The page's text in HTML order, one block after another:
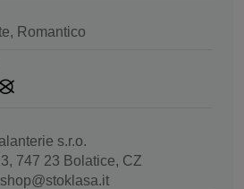
Romantico
s.r.o.
747 23 Bolatice, CZ